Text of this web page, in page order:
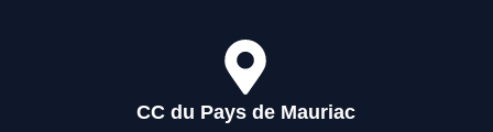
CC du Pays de Mauriac